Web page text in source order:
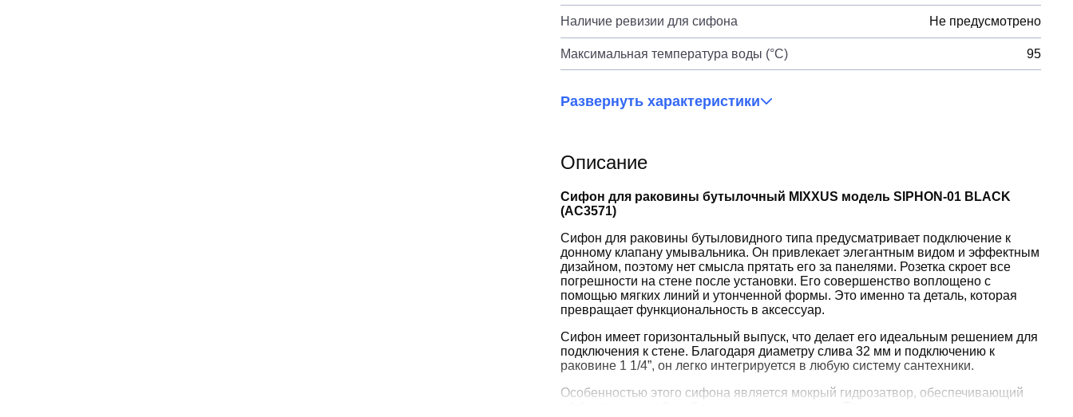
Наличие ревизии для сифона Не предусмотрено
Максимальная температура воды (°C) 95
Развернуть характеристики
Описание
Сифон для раковины бутылочный MIXXUS модель SIPHON-01 BLACK
(AC3571)
Сифон для раковины бутыловидного типа предусматривает подключение к
донному клапану умывальника. Он привлекает элегантным видом и эффектным
дизайном, поэтому нет смысла прятать его за панелями. Розетка скроет все
погрешности на стене после установки. Его совершенство воплощено с
помощью мягких линий и утонченной формы. Это именно та деталь, которая
превращает функциональность в аксессуар.
Сифон имеет горизонтальный выпуск, что делает его идеальным решением для
подключения к стене. Благодаря диаметру слива 32 мм и подключению к
раковине 1 1/4”, он легко интегрируется в любую систему сантехники.
Особенностью этого сифона является мокрый гидрозатвор, обеспечивающий